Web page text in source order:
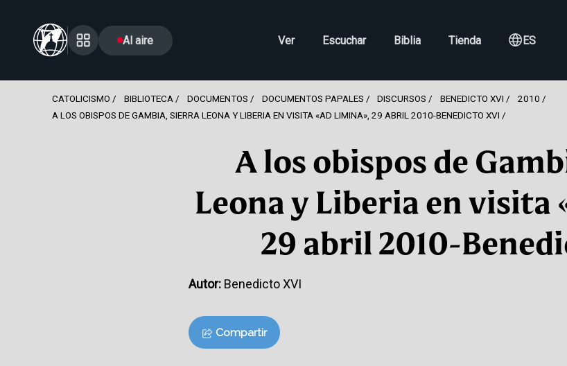
Al aire Ver Escuchar Biblia Tienda ES
CATOLICISMO BIBLIOTECA DOCUMENTOS DOCUMENTOS PAPALES DISCURSOS BENEDICTO XVI
2010
A LOS OBISPOS DE GAMBIA, SIERRA LEONA Y LIBERIA EN VISITA «AD LIMINA», 29 ABRIL 2010-BENEDICTO XVI
A los obispos de
Leona y Liberia en visita
29 abril 2010-
Autor: Benedicto XVI
Compartir